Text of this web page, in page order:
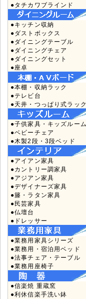
●タチカワブラインド
●キッチン収納
●ダストボックス
●ダイニングテーブル
●ダイニングチェア
●ダイニングセット
●座卓
●本棚・収納ラック
●テレビ台
●天井・つっぱり式ラック
●子供家具・キッズルーム
●ベビーチェア
●木製2段・3段ベッド
●アイアン家具
●カントリー調家具
●アジアン家具
●デザイナーズ家具
●籐・ラタン家具
●民芸家具
●仏壇台
●ドレッサー
●業務用家具シリーズ
●業務用・宿泊用ベッド
●法事チェア・テーブル
●業務用座椅子
●信楽焼 重蔵窯
●利休信楽手洗い鉢